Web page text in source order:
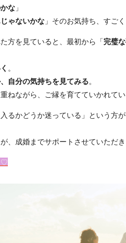
な 」
ゃないかな 」そのお気持ち、すご
方を見ていると、最初から「完璧
自分の気持ちを見てみる
ねながら、ご縁を育てていかれてい
るかどうか迷っている」という方
、成婚までサポートさせていただき
♡